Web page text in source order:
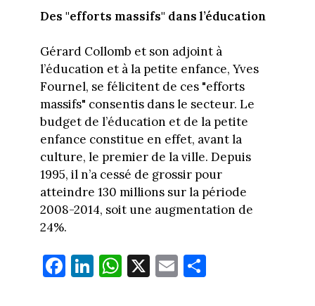
Des "efforts massifs" dans l’éducation
Gérard Collomb et son adjoint à
l’éducation et à la petite enfance, Yves
Fournel, se félicitent de ces "efforts
massifs" consentis dans le secteur. Le
budget de l’éducation et de la petite
enfance constitue en effet, avant la
culture, le premier de la ville. Depuis
1995, il n’a cessé de grossir pour
atteindre 130 millions sur la période
2008-2014, soit une augmentation de
24%.
Fa
ce
Li
nk
W
ha
X E
m
Pa